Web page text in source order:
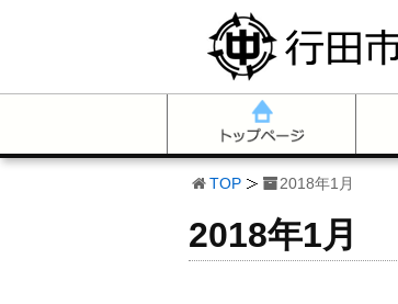
TOP 2018年1月
2018年1月